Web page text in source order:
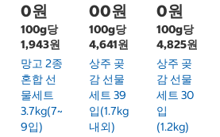
0원
100g당
1,943원
망고 2종
혼합 선
물세트
3.7kg(7~
9입)
00원
100g당
4,641원
상주 곶
감 선물
세트 39
입(1.7kg
내외)
0원
100g당
4,825원
상주 곶
감 선물
세트 30
입
(1.2kg)